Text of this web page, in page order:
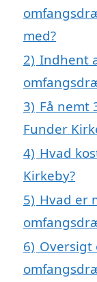
med?
2) Indhent
3) Få nemt
Funder
4) Hvad
Kirkeby?
5) Hvad er
6) Oversigt